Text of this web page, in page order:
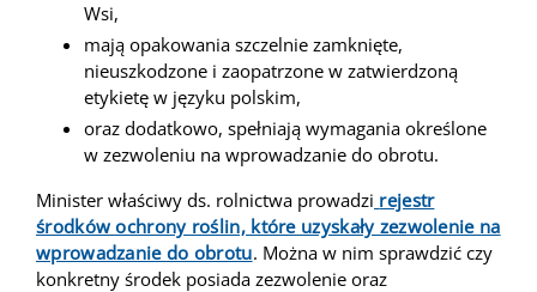
Wsi,
mają opakowania szczelnie zamknięte,
nieuszkodzone i zaopatrzone w zatwierdzoną
etykietę w języku polskim,
oraz dodatkowo, spełniają wymagania określone
w zezwoleniu na wprowadzanie do obrotu.
Minister właściwy ds. rolnictwa prowadzi rejestr
środków ochrony roślin, które uzyskały zezwolenie na
wprowadzanie do obrotu. Można w nim sprawdzić czy
konkretny środek posiada zezwolenie oraz